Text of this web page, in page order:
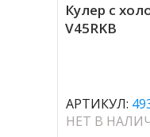
Кулер с
V45RKB
АРТИКУЛ:
НЕТ В